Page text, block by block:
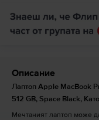
Описание
Лаптоп Apple MacBook
512 GB, Space Black,
Мечтаният лаптоп може